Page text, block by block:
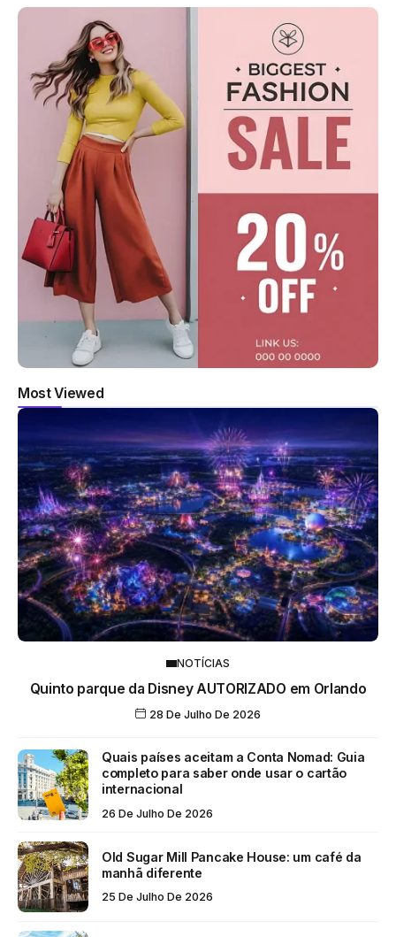
Most Viewed
NOTÍCIAS
Quinto parque da Disney AUTORIZADO em Orlando
28 De Julho De 2026
Quais países aceitam a Conta Nomad: Guia
completo para saber onde usar o cartão
internacional
26 De Julho De 2026
Old Sugar Mill Pancake House: um café da
manhã diferente
25 De Julho De 2026